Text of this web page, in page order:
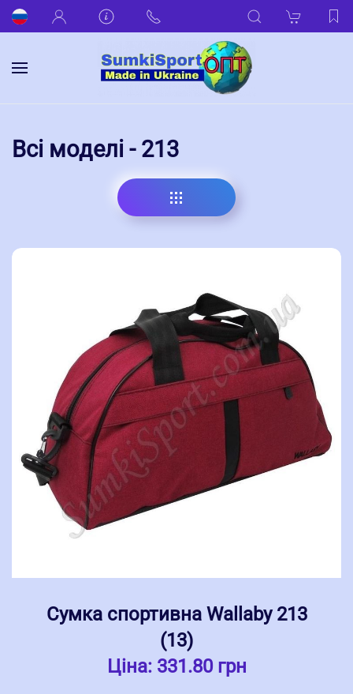
Всі моделі - 213
Сумка спортивна Wallaby 213
(13)
Ціна: 331.80 грн